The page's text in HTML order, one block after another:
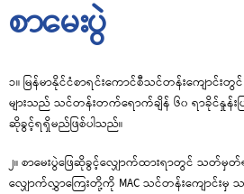
စာမေးပွဲ
၁။ မြန်မာနိုင်ငံစာရင်းကောင်စီသင်တန်းကျော
များသည် သင်တန်းတက်ရောက်ချိန် ၆၀ ရာခိုင်နှုန်းပ
ဆိုခွင့်ရရှိမည်ဖြစ်ပါသည်။
၂။ စာမေးပွဲဖြေဆိုခွင့်လျှောက်ထားရာတွင် သတ်မှ
လျှောက်လွှာကြေးတို့ကို MAC သင်တန်းကျောင်းမှ